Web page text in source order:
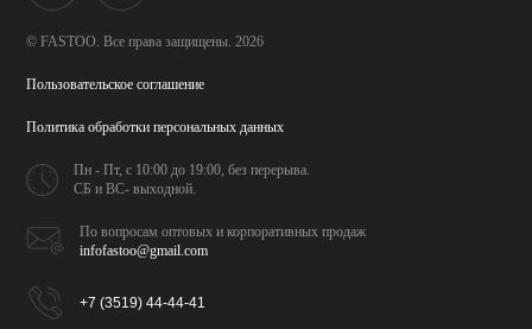
© FASTOO. Все права защищены. 2026
Пользовательское соглашение
Политика обработкиперсональных данных
Пн - Пт, с 10:00 до 19:00,без перерыва.
СБ и ВС- выходной.
По вопросам оптовых икорпоративных продаж
infofastoo@gmail.com
+7 (3519) 44-44-41